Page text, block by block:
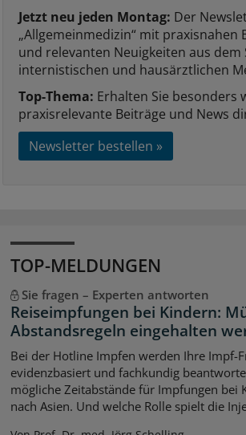
Jetzt neu jeden Montag: Der
„Allgemeinmedizin“ mit praxisnahen
und relevanten Neuigkeiten aus
internistischen und hausärztlichen
Top-Thema: Erhalten Sie besonders
praxisrelevante Beiträge und News
Newsletter bestellen »
TOP-MELDUNGEN
Sie fragen – Experten antworten
Reiseimpfungen bei Kindern:
Abstandsregeln eingehalten
Bei der Hotline Impfen werden Ihre Impf-
evidenzbasiert und fachkundig
mögliche Zeitabstände für Impfungen bei
nach Asien. Und welche Rolle spielt die